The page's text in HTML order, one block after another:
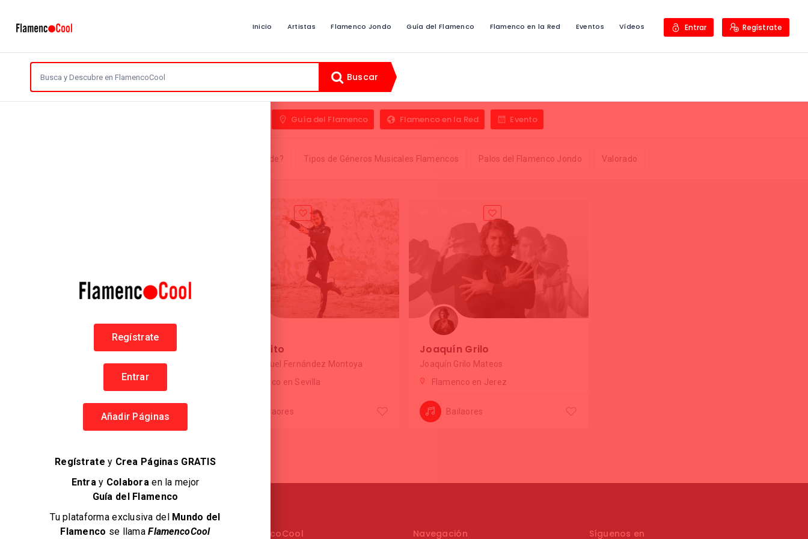
Inicio Artistas Flamenco Jondo Guía del Flamenco Flamenco en la Red Eventos Vídeos Entrar Regístrate
Buscar
Guía del Flamenco Flamenco en la Red Evento
¿De dónde? Tipos de Géneros Musicales Flamencos Palos del Flamenco Jondo Valorado
Antonio El Pipa
Jerez de la Frontera
Flamenco en Jerez
Bailaores
Farruquito
Juan Manuel Fernández Montoya
Flamenco en Sevilla
Bailaores
Joaquín Grilo
Joaquín Grilo Mateos
Flamenco en Jerez
Bailaores
FlamencoCool Navegación Síguenos en
Regístrate
Entrar
Añadir Páginas
Regístrate y Crea Páginas GRATIS
Entra y Colabora en la mejor
Guía del Flamenco
Tu plataforma exclusiva del Mundo del
Flamenco se llamaFlamencoCool